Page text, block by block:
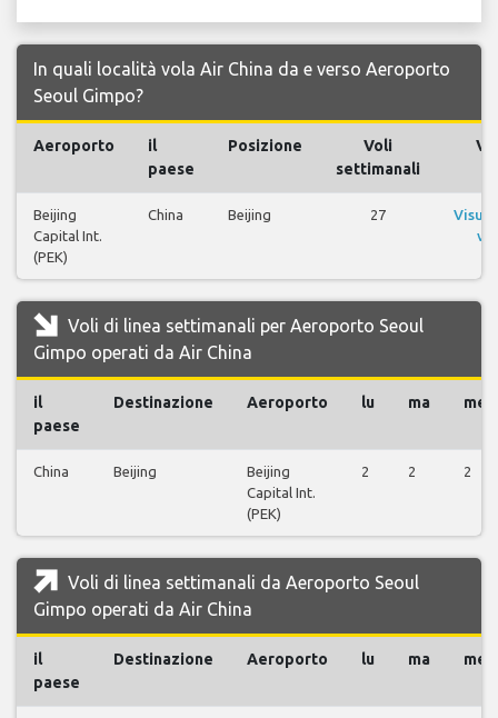
In quali località vola Air China da e verso Aeroporto
Seoul Gimpo?
Aeroporto
il
paese
Posizione
Voli
settimanali
Beijing
Capital Int.
(PEK)
China Beijing 27
Voli di linea settimanali per Aeroporto Seoul
Gimpo operati da Air China
il
paese
Destinazione Aeroporto lu ma me
China Beijing
Beijing
Capital Int.
(PEK)
2 2 2
Voli di linea settimanali da Aeroporto Seoul
Gimpo operati da Air China
il
paese
Destinazione Aeroporto lu ma me